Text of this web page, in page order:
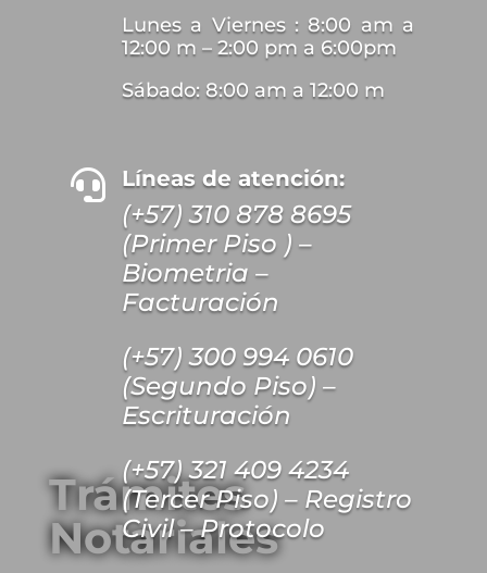
Lunes a Viernes : 8:00 am a
12:00 m – 2:00 pm a 6:00pm
Sábado: 8:00 am a 12:00 m
 Líneas de atención:
(+57) 310 878 8695
(Primer Piso ) –
Biometria –
Facturación
(+57) 300 994 0610
(Segundo Piso) –
Escrituración
(+57) 321 409 4234
(Tercer Piso) – Registro
Civil – Protocolo
Trámites
Notariales